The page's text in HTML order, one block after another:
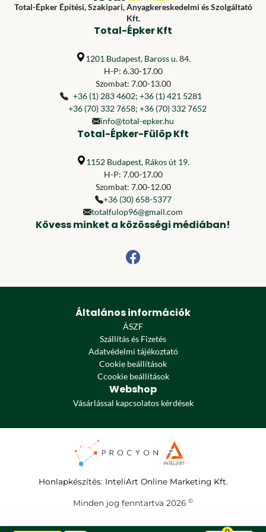
Total-Épker Építési, Szakipari, Anyagkereskedelmi és Szolgáltató
Kft.
Total-Épker Kft
1201 Budapest, Baross u. 84.
H-P: 6.30-17.00
Szombat: 7.00-13.00
+36 (1) 283 4602; +36 (1) 421 5281
+36 (70) 332 7658; +36 (70) 332 7652
info@total-epker.hu
Total-Épker-Fülöp Kft
1152 Budapest, Rákos út 19.
H-P: 7.00-17.00
Szombat: 7.00-12.00
+36 (30) 658-5377
totalfulop96@gmail.com
Kövess minket a közösségi médiában!
Általános információk
ÁSZF
Szállítás és Fizetés
Adatvédelmi tájékoztató
Cookie beállítások
Ccookie beállítások
Webshop
Vásárlással kapcsolatos kérdések
Honlapkészítés: InteliArt Online Marketing Kft.
Minden jog fenntartva 2026 ©